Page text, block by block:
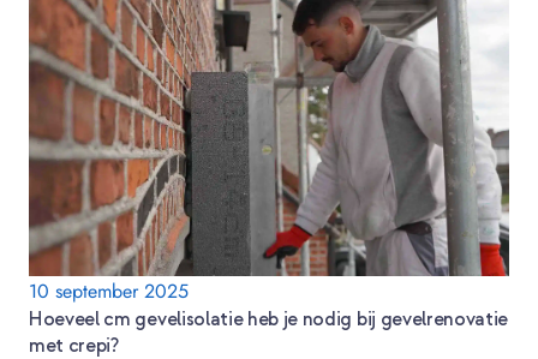
10 september 2025
Hoeveel cm gevelisolatie heb je nodig bij gevelrenovatie
met crepi?